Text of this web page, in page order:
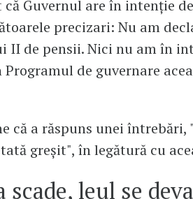
că Guvernul are în intenţie
precizari: Nu am
II de pensii. Nici nu am în
Programul de guvernare
că a răspuns unei
greşit", în legătură cu
scade, leul se